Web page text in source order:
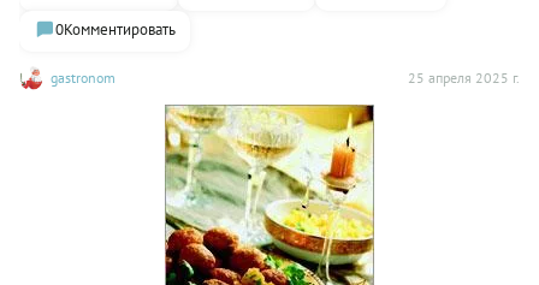
gastronom 25 апреля 2025 г.
0Комментировать